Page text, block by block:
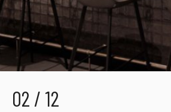
02 / 12